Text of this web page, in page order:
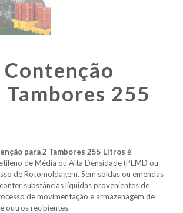
Tambores 255
para 2 Tambores 255 Litros é
de Média ou Alta Densidade (PEMD ou
de Rotomoldagem. Sem soldas ou emendas
substâncias líquidas provenientes de
de movimentação e armazenagem de
outros recipientes.